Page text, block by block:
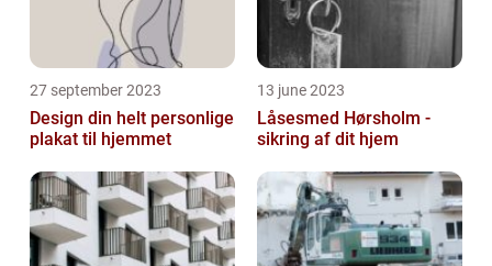
27 september 2023
Design din helt personlige
plakat til hjemmet
13 june 2023
Låsesmed Hørsholm -
sikring af dit hjem